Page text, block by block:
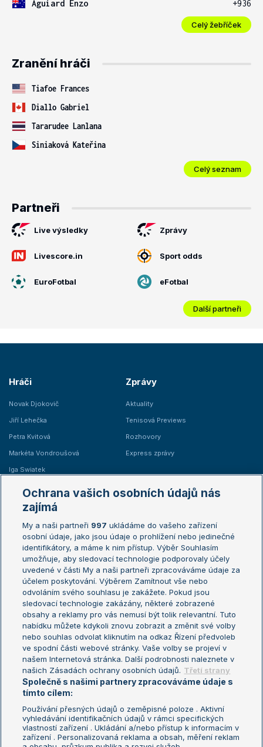
Aguiard Enzo
+936
Celý žebříček
Zranění hráči
Tiafoe Frances
Diallo Gabriel
Tararudee Lanlana
Siniaková Kateřina
Celý seznam
Partneři
Live výsledky Zprávy
Livescore.in Sport odds
EuroFotbal eFotbal
Další partneři
Hráči
Novak Djokovič
Jiří Lehečka
Petra Kvitová
Markéta Vondroušová
Iga Swiatek
Zprávy
Aktuality
Tenisová Previews
Rozhovory
Express zprávy
Žebříčky
Žebříček ATP (muži)
Žebříček WTA (ženy)
Sázkařský žebříček
Australian Open
French Open
Wimbledon
US Open
Turnaj mistrů
Turnaj mistryň
Aktualní trendy
Fotbalové přestupy
Livesport Daily
LS Prague Open
Podmínky užití
Nastavení soukromí
GDPR a žurnalistika
Reklama
Ochrana vašich osobních údajů nás
zajímá
My a naši partneři 997 ukládáme do vašeho zařízení
osobní údaje, jako jsou údaje o prohlížení nebo jedinečné
identifikátory, a máme k nim přístup. Výběr Souhlasím
umožňuje, aby sledovací technologie podporovaly účely
uvedené v části My a naši partneři zpracováváme údaje za
účelem poskytování. Výběrem Zamítnout vše nebo
odvoláním svého souhlasu je zakážete. Pokud jsou
sledovací technologie zakázány, některé zobrazené
obsahy a reklamy pro vás nemusí být tolik relevantní. Tuto
nabídku můžete kdykoli znovu zobrazit a změnit své volby
nebo souhlas odvolat kliknutím na odkaz Řízení předvoleb
ve spodní části webové stránky. Vaše volby se projeví v
našem Internetová stránka. Další podrobnosti naleznete v
našich Zásadách ochrany osobních údajů. Třetí strany
Společně s našimi partnery zpracováváme údaje s
tímto cílem:
Používání přesných údajů o zeměpisné poloze . Aktivní
vyhledávání identifikačních údajů v rámci specifických
vlastností zařízení . Ukládání a/nebo přístup k informacím v
zařízení . Personalizovaná reklama a obsah, měření reklam